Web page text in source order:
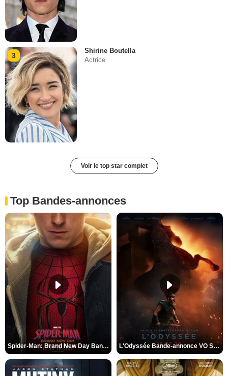
3
Shirine Boutella
Actrice
Voir le top star complet
Top Bandes-annonces
Spider-Man: Brand New Day Bande-annonce VO STFR L'Odyssée Bande-annonce VO STFR